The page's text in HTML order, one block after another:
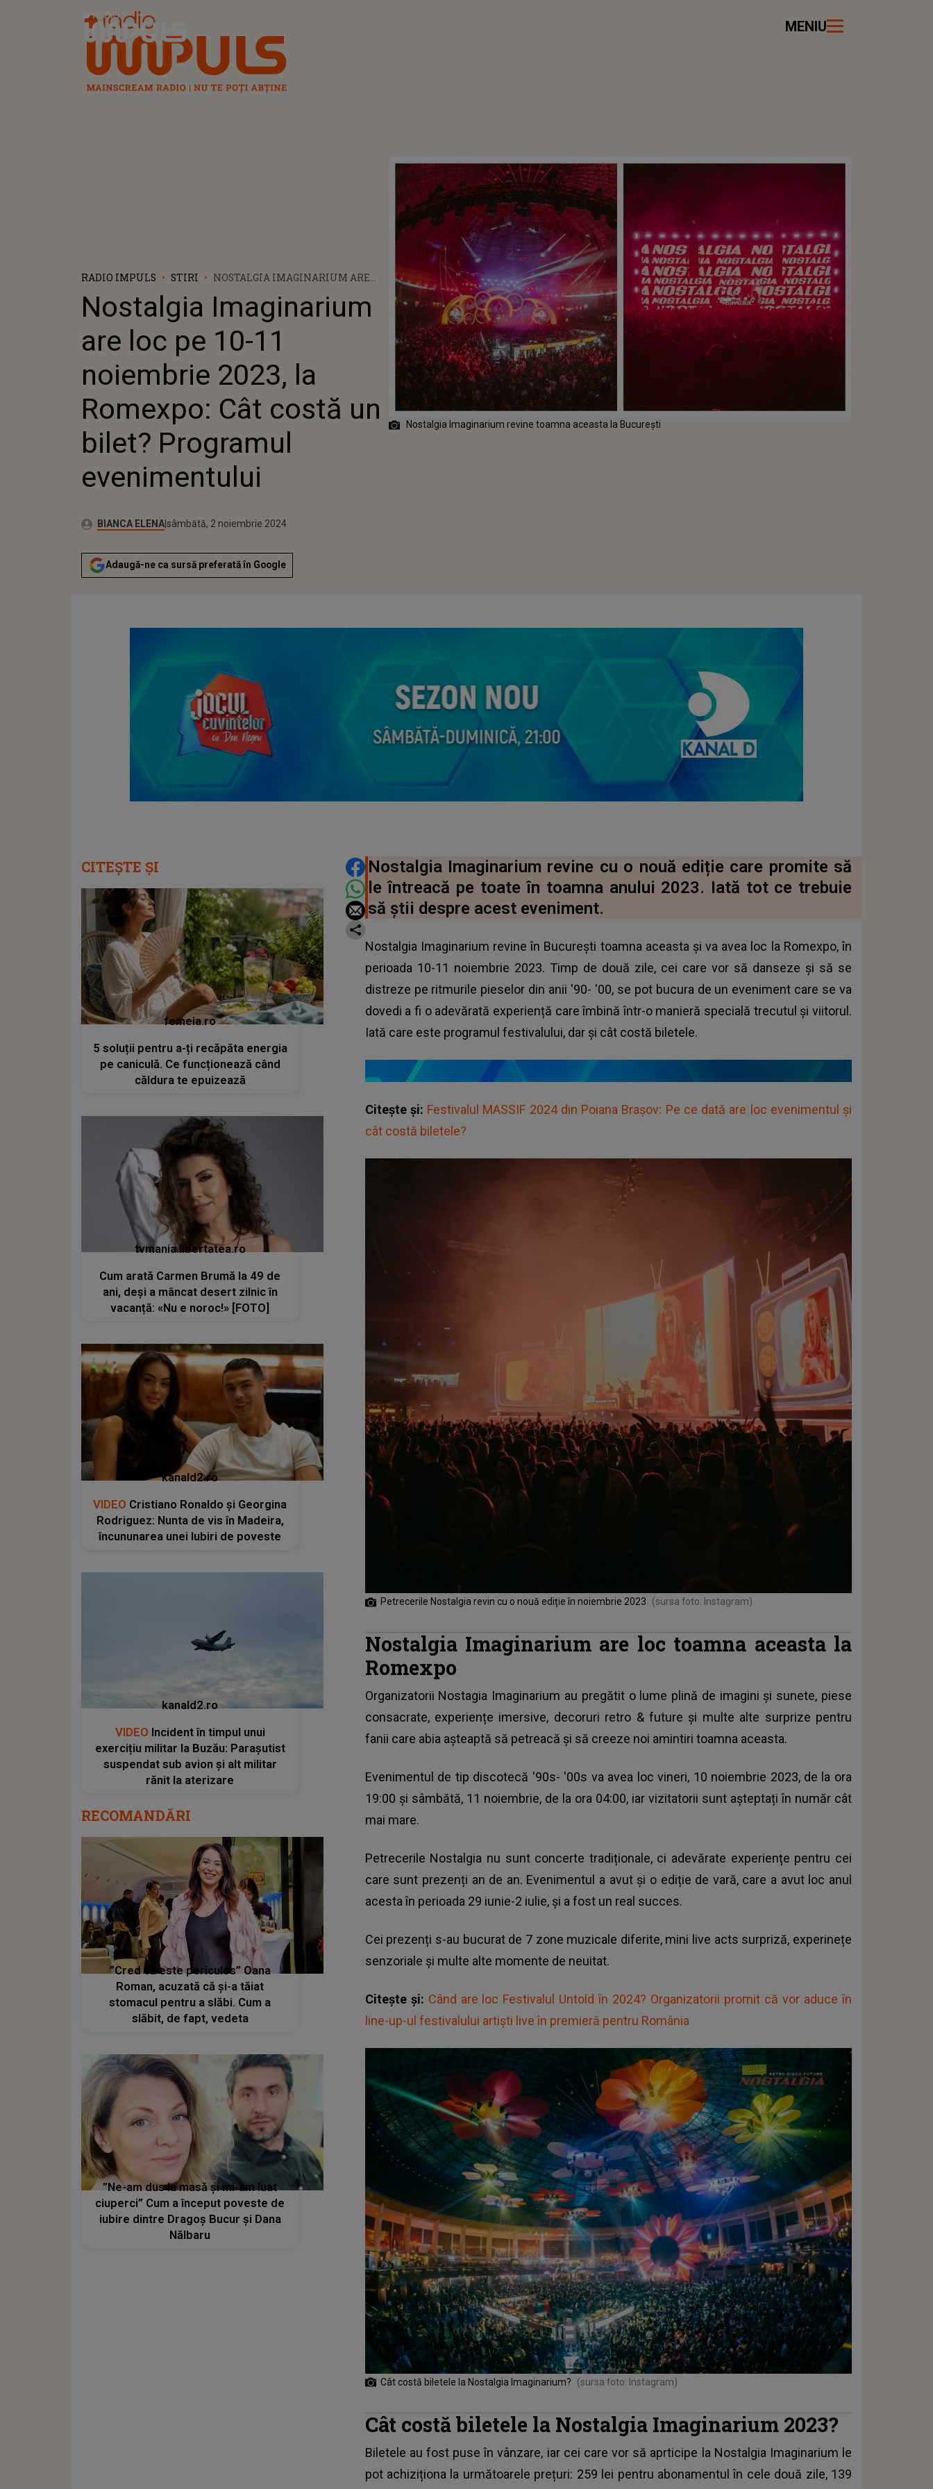
Radio Impuls MENIU
RADIO IMPULS STIRI
NOSTALGIA IMAGINARIUM ARE
ROMEXPO: CÂT COSTĂ UN BILET?
PROGRAMUL EVENIMENTULUI
Nostalgia Imaginarium
are loc pe 10-11
noiembrie 2023, la
Romexpo: Cât costă un
bilet? Programul
evenimentului
Autor:BIANCA ELENAPublicat:
joi, 2 noiembrie 2023
Actualizat:
sâmbătă, 2 noiembrie 2024
Adaugă-ne ca sursă preferată în Google
Nostalgia Imaginarium revine toamna aceasta la București
DISTRIBUIE ARTICOLUL
Nostalgia Imaginarium revine cu o nouă ediție care promite să
le întreacă pe toate în toamna anului 2023. Iată tot ce trebuie
să știi despre acest eveniment.
Nostalgia Imaginarium revine în București toamna aceasta și va avea loc la Romexpo, în
perioada 10-11 noiembrie 2023. Timp de două zile, cei care vor să danseze și să se
distreze pe ritmurile pieselor din anii '90- '00, se pot bucura de un eveniment care se va
dovedi a fi o adevărată experiență care îmbină într-o manieră specială trecutul și viitorul.
Iată care este programul festivalului, dar și cât costă biletele.
Citește și: Festivalul MASSIF 2024 din Poiana Brașov: Pe ce dată are loc evenimentul și
cât costă biletele?
Petrecerile Nostalgia revin cu o nouă ediție în noiembrie 2023 (sursa foto: Instagram)
Nostalgia Imaginarium are loc toamna aceasta la
Romexpo
Organizatorii Nostagia Imaginarium au pregătit o lume plină de imagini și sunete, piese
consacrate, experiențe imersive, decoruri retro & future și multe alte surprize pentru
fanii care abia așteaptă să petreacă și să creeze noi amintiri toamna aceasta.
Evenimentul de tip discotecă '90s- '00s va avea loc vineri, 10 noiembrie 2023, de la ora
19:00 și sâmbătă, 11 noiembrie, de la ora 04:00, iar vizitatorii sunt așteptați în număr cât
mai mare.
Petrecerile Nostalgia nu sunt concerte tradiționale, ci adevărate experiențe pentru cei
care sunt prezenți an de an. Evenimentul a avut și o ediție de vară, care a avut loc anul
acesta în perioada 29 iunie-2 iulie, și a fost un real succes.
Cei prezenți s-au bucurat de 7 zone muzicale diferite, mini live acts surpriză, experinețe
senzoriale și multe alte momente de neuitat.
Citește și: Când are loc Festivalul Untold în 2024? Organizatorii promit că vor aduce în
line-up-ul festivalului artiști live în premieră pentru România
Cât costă biletele la Nostalgia Imaginarium? (sursa foto: Instagram)
Cât costă biletele la Nostalgia Imaginarium 2023?
Biletele au fost puse în vânzare, iar cei care vor să aprticipe la Nostalgia Imaginarium le
pot achiziționa la următoarele prețuri: 259 lei pentru abonamentul în cele două zile, 139
CITEȘTE ȘI
femeia.ro
5 soluții pentru a-ți recăpăta energia
pe caniculă. Ce funcționează când
căldura te epuizează
tvmania.libertatea.ro
Cum arată Carmen Brumă la 49 de
ani, deși a mâncat desert zilnic în
vacanță: «Nu e noroc!» [FOTO]
kanald2.ro
VIDEO Cristiano Ronaldo și Georgina
Rodriguez: Nunta de vis în Madeira,
încununarea unei Iubiri de poveste
kanald2.ro
VIDEO Incident în timpul unui
exercițiu militar la Buzău: Parașutist
suspendat sub avion și alt militar
rănit la aterizare
RECOMANDĂRI
”Cred că este periculos” Oana
Roman, acuzată că și-a tăiat
stomacul pentru a slăbi. Cum a
slăbit, de fapt, vedeta
”Ne-am dus la masă și mi-am luat
ciuperci” Cum a început poveste de
iubire dintre Dragoș Bucur și Dana
Nălbaru